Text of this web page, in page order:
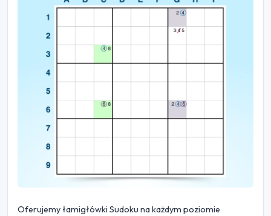
Oferujemy łamigłówki Sudoku na każdym poziomie